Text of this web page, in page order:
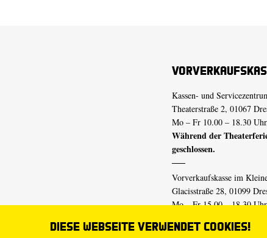
Diese Webseite verwendet Cookies!
Kassen- und
Theaterstraße 2, 01067
Mo – Fr 10.00 – 18.30
Während der
geschlossen.
Vorverkaufskasse im
Glacisstraße 28, 01099
Mo – Fr 15.00 – 18.30 Uhr
geschlossen.